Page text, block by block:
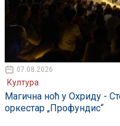
07.08.2026
Култура
Магична ноћ у Охриду -
оркестар „Профундис“